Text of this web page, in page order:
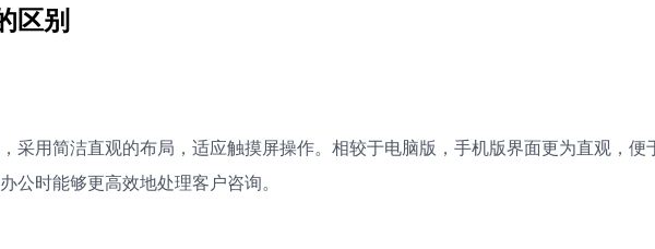
区别
采用简洁直观的布局，适应触摸屏操作。相较于电脑版，手机版界面更为直观，便
公时能够更高效地处理客户咨询。